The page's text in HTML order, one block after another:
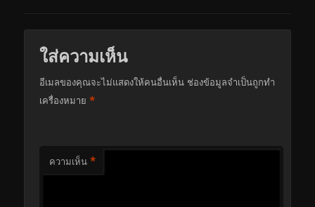
ใส่ความเห็น
อีเมลของคุณจะไม่แสดงให้คนอื่นเห็น ช่องข้อมูลจำเป็นถูกทำ
เครื่องหมาย*
ความเห็น *